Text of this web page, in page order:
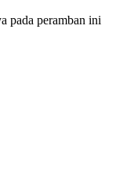
pada peramban ini